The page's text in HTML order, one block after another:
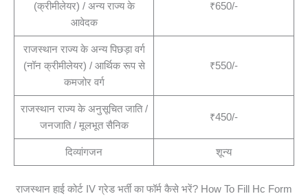
(क्रीमीलेयर) / अन्य राज्य के
आवेदक
₹650/-
राजस्थान राज्य के अन्य पिछड़ा वर्ग
(नॉन क्रीमीलेयर) / आर्थिक रूप से
कमजोर वर्ग
₹550/-
राजस्थान राज्य के अनुसूचित जाति /
जनजाति / मूलभूत सैनिक
₹450/-
दिव्यांगजन शून्य
राजस्थान हाई कोर्ट IV ग्रेड भर्ती का फॉर्म कैसे भरें? How To Fill Hc Form